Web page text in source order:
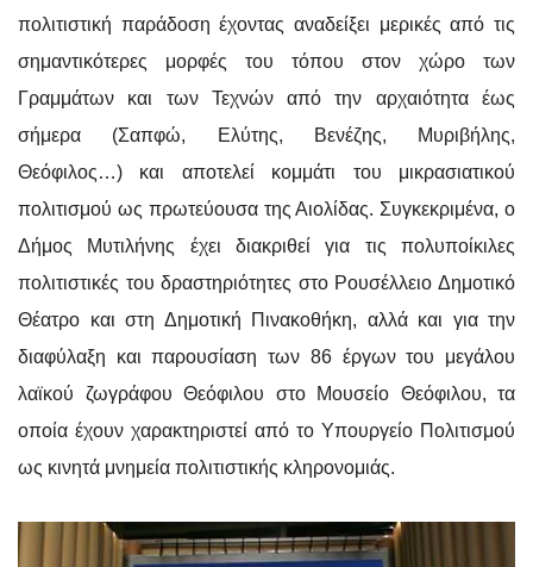
πολιτιστική παράδοση έχοντας αναδείξει μερικές από τις
σημαντικότερες μορφές του τόπου στον χώρο των
Γραμμάτων και των Τεχνών από την αρχαιότητα έως
σήμερα (Σαπφώ, Ελύτης, Βενέζης, Μυριβήλης,
Θεόφιλος…) και αποτελεί κομμάτι του μικρασιατικού
πολιτισμού ως πρωτεύουσα της Αιολίδας. Συγκεκριμένα, ο
Δήμος Μυτιλήνης έχει διακριθεί για τις πολυποίκιλες
πολιτιστικές του δραστηριότητες στο Ρουσέλλειο Δημοτικό
Θέατρο και στη Δημοτική Πινακοθήκη, αλλά και για την
διαφύλαξη και παρουσίαση των 86 έργων του μεγάλου
λαϊκού ζωγράφου Θεόφιλου στο Μουσείο Θεόφιλου, τα
οποία έχουν χαρακτηριστεί από το Υπουργείο Πολιτισμού
ως κινητά μνημεία πολιτιστικής κληρονομιάς.